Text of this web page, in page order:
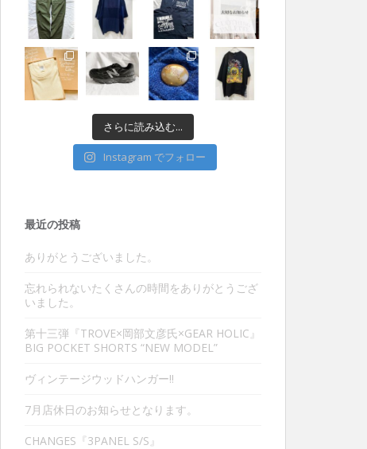
さらに読み込む...
Instagram でフォロー
最近の投稿
ありがとうございました。
忘れられないたくさんの時間をありがとうござ
いました。
第十三弾『TROVE×岡部文彦氏×GEAR HOLIC』
BIG POCKET SHORTS “NEW MODEL”
ヴィンテージウッドハンガー‼︎
7月店休日のお知らせとなります。
CHANGES『3PANEL S/S』